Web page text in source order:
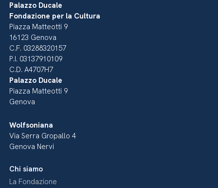
Palazzo Ducale
Fondazione per la Cultura
Piazza Matteotti 9
16123 Genova
C.F. 03288320157
P.I. 03137910109
C.D. A4707H7
Palazzo Ducale
Piazza Matteotti 9
Genova
Wolfsoniana
Via Serra Gropallo 4
Genova Nervi
Chi siamo
La Fondazione